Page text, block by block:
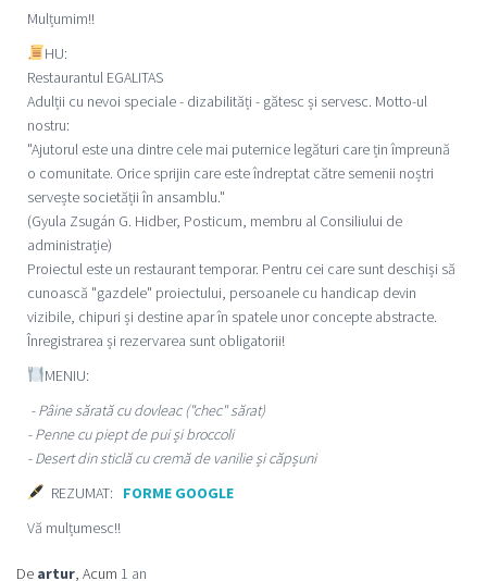
Mulțumim!!
HU:
Restaurantul EGALITAS
Adulții cu nevoi speciale - dizabilități - gătesc și servesc. Motto-ul
nostru:
"Ajutorul este una dintre cele mai puternice legături care țin împreună
o comunitate. Orice sprijin care este îndreptat către semenii noștri
servește societății în ansamblu."
(Gyula Zsugán G. Hidber, Posticum, membru al Consiliului de
administrație)
Proiectul este un restaurant temporar. Pentru cei care sunt deschiși să
cunoască "gazdele" proiectului, persoanele cu handicap devin
vizibile, chipuri și destine apar în spatele unor concepte abstracte.
Înregistrarea și rezervarea sunt obligatorii!
MENIU:
- Pâine sărată cu dovleac ("chec" sărat)
- Penne cu piept de pui și broccoli
- Desert din sticlă cu cremă de vanilie și căpșuni
REZUMAT: FORME GOOGLE
Vă mulțumesc!!
De artur, Acum 1 an